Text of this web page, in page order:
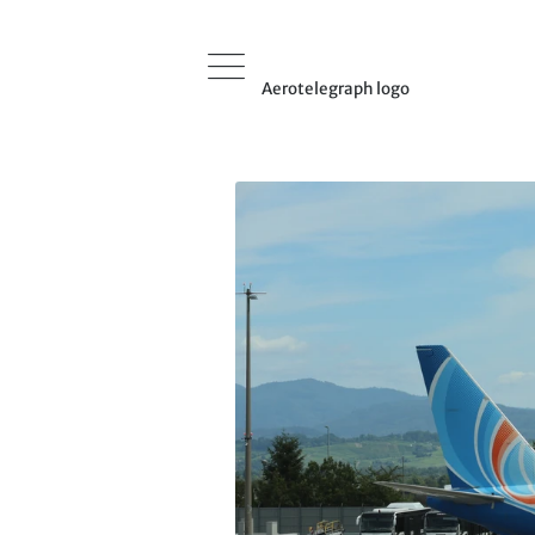
Aerotelegraph logo